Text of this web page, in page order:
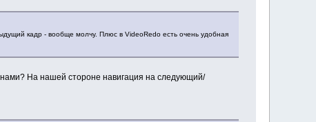
кадр - вообще молчу. Плюс в VideoRedo есть очень удобная
нами? На нашей стороне навигация на следующий/